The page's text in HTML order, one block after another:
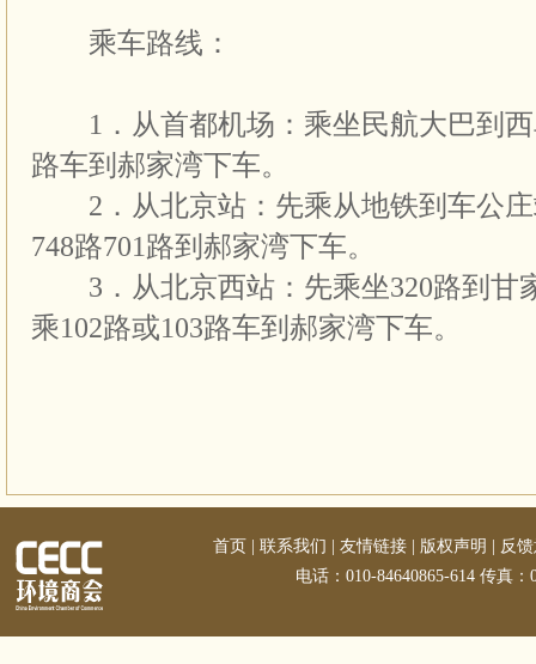
乘车路线：
1．从首都机场：乘坐民航大巴到西
路车到郝家湾下车。
2．从北京站：先乘从地铁到车公庄
748路701路到郝家湾下车。
3．从北京西站：先乘坐320路到甘
乘102路或103路车到郝家湾下车。
首页 联系我们 友情链接 版权声明
反
电话：010-84640865-614 传真